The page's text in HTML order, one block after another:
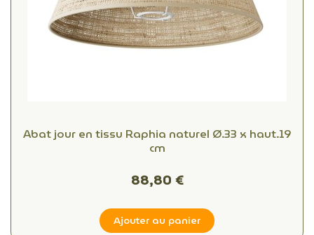
Abat jour en tissu Raphia naturel Ø.33 x haut.19
cm
88,80 €
Ajouter au panier